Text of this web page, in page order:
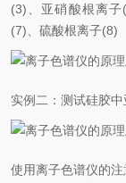
(3)、亚硝酸根离
(7)、硫酸根离子(8)
实例二：测试硅胶
使用离子色谱仪的注